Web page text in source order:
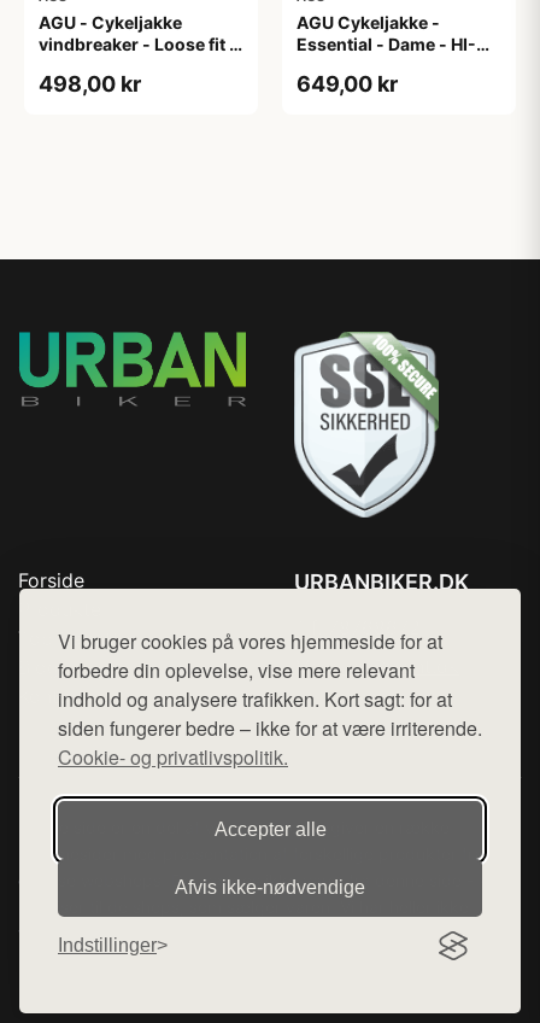
Vi bruger cookies på vores hjemmeside for at
forbedre din oplevelse, vise mere relevant
indhold og analysere trafikken. Kort sagt: for at
siden fungerer bedre – ikke for at være irriterende.
Cookie- og privatlivspolitik.
Accepter alle
Afvis ikke‑nødvendige
Indstillinger
AGU - Cykeljakke
vindbreaker - Loose fit -
498,00 kr
AGU Cykeljakke -
Essential - Dame - HI-
649,00 kr
Forside
Top Rabatter
Blog
Kontakt
URBANBIKER.DK
Mail: hej@want.dk
Cookie- og privatlivspolitik
Denne side er en del af want.dk, der udgiver en række
hjemmesider med præsentation af forskellige produkter fra
diverse webshops. Der sælges ikke varer fra denne side - vi
varerne på lager.